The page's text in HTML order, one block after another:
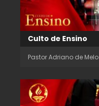
Culto de Ensino
Pastor Adriano de Melo